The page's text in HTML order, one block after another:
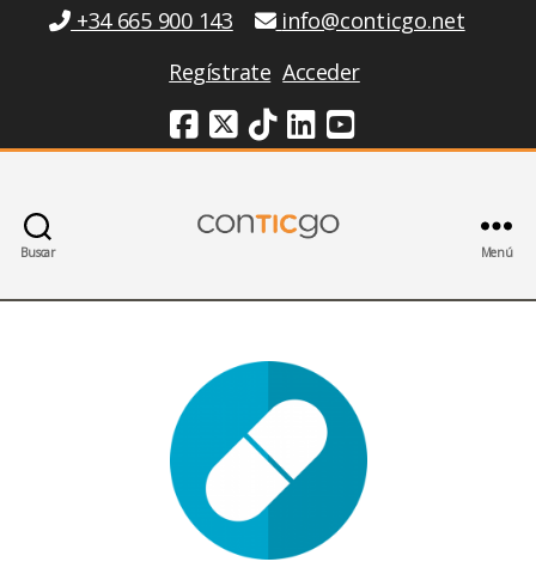
Información
+34 665 900 143
info@conticgo.net
Regístrate Acceder
Redes Sociales
Buscar Menú